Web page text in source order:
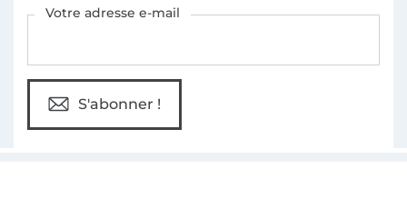
Votre adresse e-mail
S'abonner !